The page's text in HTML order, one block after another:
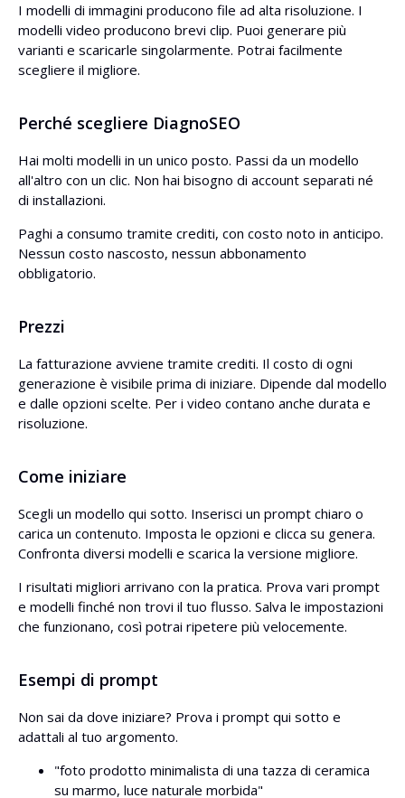
I modelli di immagini producono file ad alta risoluzione. I
modelli video producono brevi clip. Puoi generare più
varianti e scaricarle singolarmente. Potrai facilmente
scegliere il migliore.
Perché scegliere DiagnoSEO
Hai molti modelli in un unico posto. Passi da un modello
all'altro con un clic. Non hai bisogno di account separati né
di installazioni.
Paghi a consumo tramite crediti, con costo noto in anticipo.
Nessun costo nascosto, nessun abbonamento
obbligatorio.
Prezzi
La fatturazione avviene tramite crediti. Il costo di ogni
generazione è visibile prima di iniziare. Dipende dal modello
e dalle opzioni scelte. Per i video contano anche durata e
risoluzione.
Come iniziare
Scegli un modello qui sotto. Inserisci un prompt chiaro o
carica un contenuto. Imposta le opzioni e clicca su genera.
Confronta diversi modelli e scarica la versione migliore.
I risultati migliori arrivano con la pratica. Prova vari prompt
e modelli finché non trovi il tuo flusso. Salva le impostazioni
che funzionano, così potrai ripetere più velocemente.
Esempi di prompt
Non sai da dove iniziare? Prova i prompt qui sotto e
adattali al tuo argomento.
"foto prodotto minimalista di una tazza di ceramica
su marmo, luce naturale morbida"